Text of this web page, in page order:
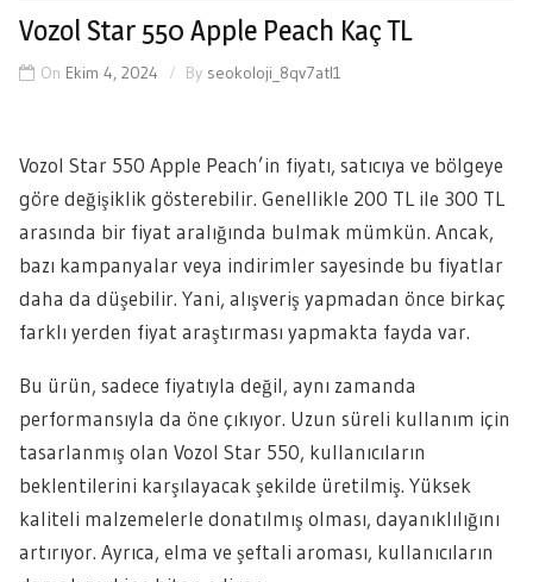
Vozol Star 550 Apple Peach Kaç TL
On Ekim 4, 2024 By seokoloji_8qv7atl1
Vozol Star 550 Apple Peach’in fiyatı, satıcıya ve bölgeye
göre değişiklik gösterebilir. Genellikle 200 TL ile 300 TL
arasında bir fiyat aralığında bulmak mümkün. Ancak,
bazı kampanyalar veya indirimler sayesinde bu fiyatlar
daha da düşebilir. Yani, alışveriş yapmadan önce birkaç
farklı yerden fiyat araştırması yapmakta fayda var.
Bu ürün, sadece fiyatıyla değil, aynı zamanda
performansıyla da öne çıkıyor. Uzun süreli kullanım için
tasarlanmış olan Vozol Star 550, kullanıcıların
beklentilerini karşılayacak şekilde üretilmiş. Yüksek
kaliteli malzemelerle donatılmış olması, dayanıklılığını
artırıyor. Ayrıca, elma ve şeftali aroması, kullanıcıların